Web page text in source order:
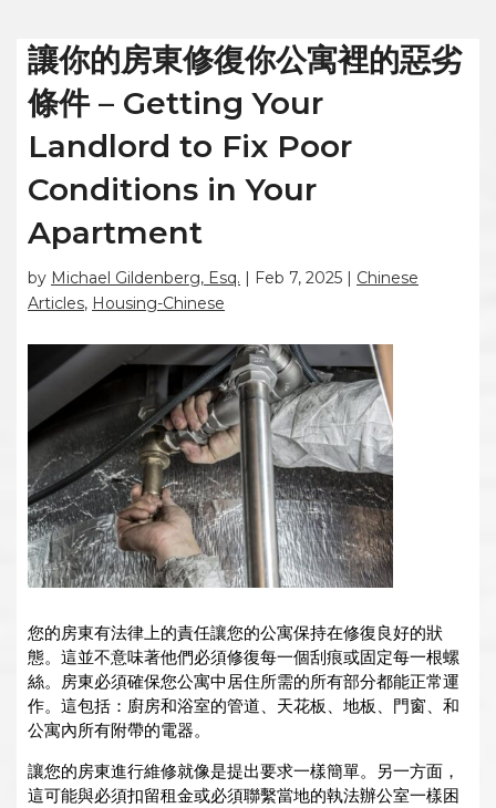
讓你的房東修復你公寓裡的惡劣
條件 – Getting Your
Landlord to Fix Poor
Conditions in Your
Apartment
by Michael Gildenberg, Esq. | Feb 7, 2025 | Chinese
Articles, Housing-Chinese
您的房東有法律上的責任讓您的公寓保持在修復良好的狀
態。這並不意味著他們必須修復每一個刮痕或固定每一根螺
絲。房東必須確保您公寓中居住所需的所有部分都能正常運
作。這包括：廚房和浴室的管道、天花板、地板、門窗、和
公寓內所有附帶的電器。
讓您的房東進行維修就像是提出要求一樣簡單。另一方面，
這可能與必須扣留租金或必須聯繫當地的執法辦公室一樣困